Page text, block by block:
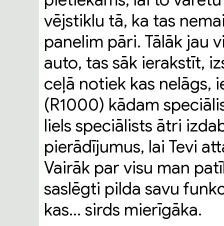
vējstiklu tā, ka tas
panelim pāri. Tālāk jau
auto, tas sāk ierakstīt,
ceļā notiek kas nelāgs,
(R1000) kādam
liels speciālists ātri
pierādījumus, lai Tevi
Vairāk par visu man
saslēgti pilda savu
kas... sirds mierīgāka.